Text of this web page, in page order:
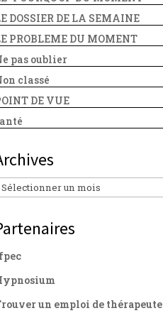
DOSSIER DE LA SEMAINE
PROBLEME DU MOMENT
pas oublier
classé
DE VUE
un emploi de thérapeute